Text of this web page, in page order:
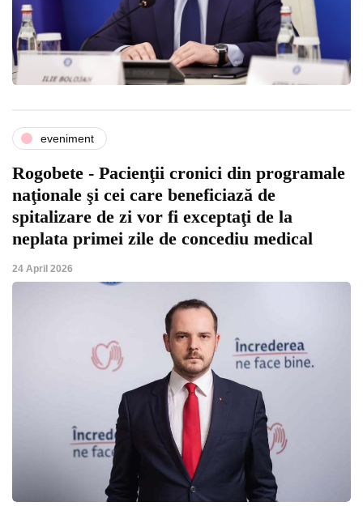
eveniment
Rogobete - Pacienţii cronici din programale
naţionale şi cei care beneficiază de
spitalizare de zi vor fi exceptaţi de la
neplata primei zile de concediu medical
24 April 2026